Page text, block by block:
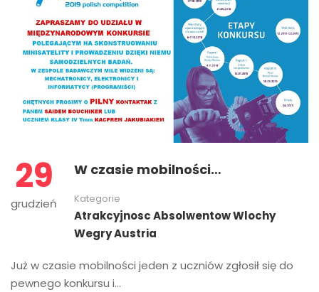
29
grudzień
W czasie mobilności…
Kategorie
Atrakcyjnosc Absolwentow Wlochy
Wegry Austria
Już w czasie mobilności jeden z uczniów zgłosił się do
pewnego konkursu i…